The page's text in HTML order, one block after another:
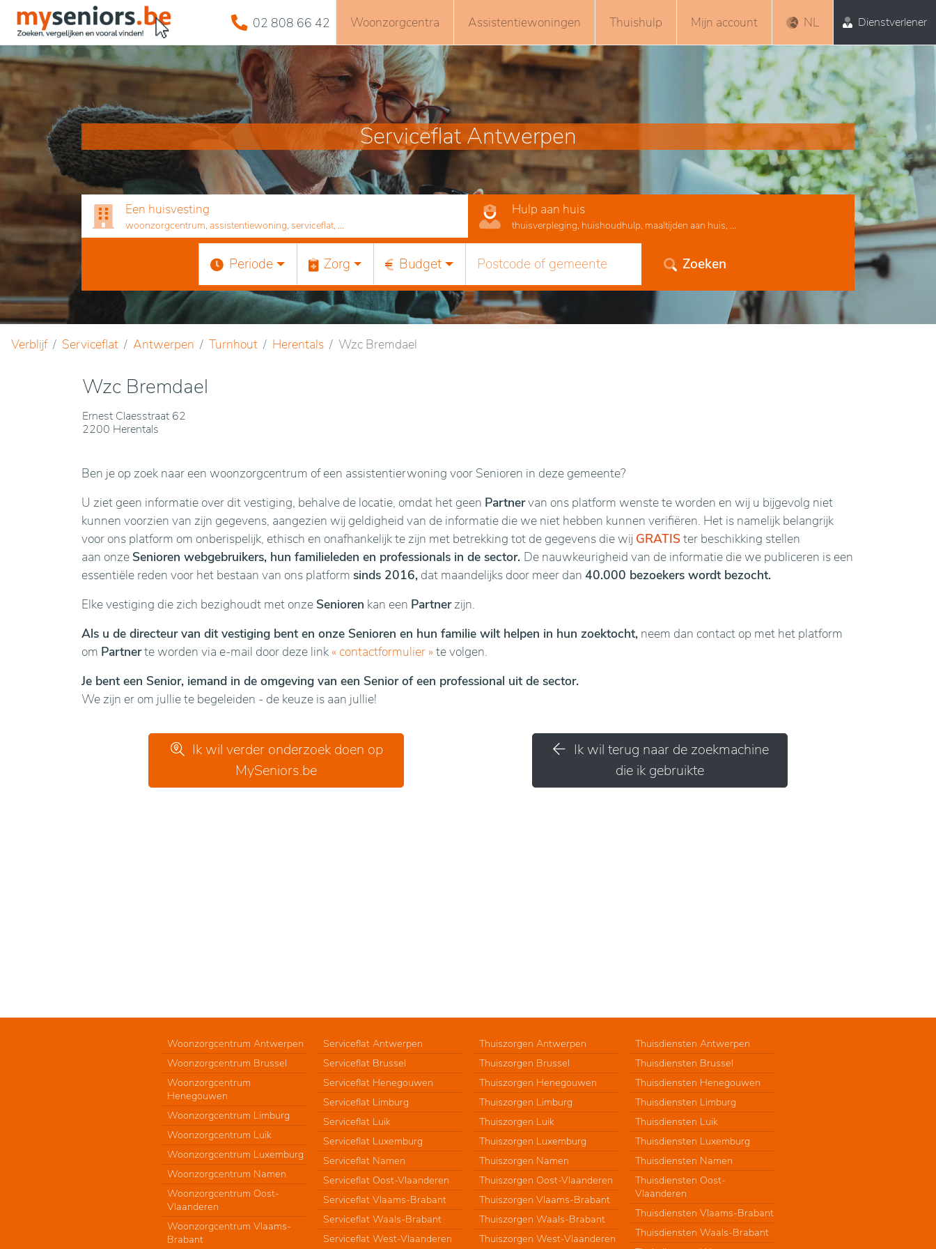
02 808 66 42 Woonzorgcentra Assistentiewoningen Thuishulp Mijn account NL Dienstverlener
Serviceflat Antwerpen
Een huisvesting
woonzorgcentrum, assistentiewoning, serviceflat, ...
Hulp aan huis
thuisverpleging, huishoudhulp, maaltijden aan huis, ...
Periode Zorg Budget Zoeken
Verblijf Serviceflat Antwerpen Turnhout Herentals Wzc Bremdael
Wzc Bremdael
Ernest Claesstraat 62
2200 Herentals
Ben je op zoek naar een woonzorgcentrum of een assistentierwoning voor Senioren in deze gemeente?
U ziet geen informatie over dit vestiging, behalve de locatie, omdat het geen Partnervan ons platform wenste te worden en wij u bijgevolg niet
kunnen voorzien van zijn gegevens, aangezien wij geldigheid van de informatie die we niet hebben kunnen verifiëren. Het is namelijk belangrijk
voor ons platform om onberispelijk, ethisch en onafhankelijk te zijn met betrekking tot de gegevens die wij GRATISter beschikking stellen
aan onze Senioren webgebruikers, hun familieleden en professionals in de sector. De nauwkeurigheid van de informatie die we publiceren is een
essentiële reden voor het bestaan van ons platform sinds 2016, dat maandelijks door meer dan 40.000 bezoekers wordt bezocht.
Elke vestiging die zich bezighoudt met onze Senioren kan een Partnerzijn.
Als u de directeur van dit vestiging bent en onze Senioren en hun familie wilt helpen in hun zoektocht, neem dan contact op met het platform
om Partnerte worden via e-mail door deze link « contactformulier » te volgen.
Je bent een Senior, iemand in de omgeving van een Senior of een professional uit de sector.
We zijn er om jullie te begeleiden - de keuze is aan jullie!
Ik wil verder onderzoek doen op
MySeniors.be
Ik wil terug naar de zoekmachine
die ik gebruikte
Woonzorgcentrum Antwerpen
Woonzorgcentrum Brussel
Woonzorgcentrum
Henegouwen
Woonzorgcentrum Limburg
Woonzorgcentrum Luik
Woonzorgcentrum Luxemburg
Woonzorgcentrum Namen
Woonzorgcentrum Oost-
Vlaanderen
Woonzorgcentrum Vlaams-
Brabant
Serviceflat Antwerpen
Serviceflat Brussel
Serviceflat Henegouwen
Serviceflat Limburg
Serviceflat Luik
Serviceflat Luxemburg
Serviceflat Namen
Serviceflat Oost-Vlaanderen
Serviceflat Vlaams-Brabant
Serviceflat Waals-Brabant
Serviceflat West-Vlaanderen
Thuiszorgen Antwerpen
Thuiszorgen Brussel
Thuiszorgen Henegouwen
Thuiszorgen Limburg
Thuiszorgen Luik
Thuiszorgen Luxemburg
Thuiszorgen Namen
Thuiszorgen Oost-Vlaanderen
Thuiszorgen Vlaams-Brabant
Thuiszorgen Waals-Brabant
Thuiszorgen West-Vlaanderen
Thuisdiensten Antwerpen
Thuisdiensten Brussel
Thuisdiensten Henegouwen
Thuisdiensten Limburg
Thuisdiensten Luik
Thuisdiensten Luxemburg
Thuisdiensten Namen
Thuisdiensten Oost-
Vlaanderen
Thuisdiensten Vlaams-Brabant
Thuisdiensten Waals-Brabant